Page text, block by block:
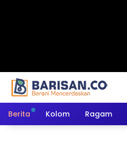
Berita Kolom Ragam